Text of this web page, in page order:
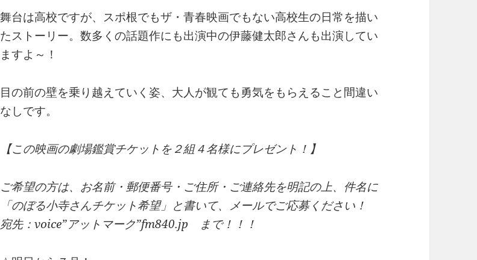
舞台は高校ですが、スポ根でもザ・青春映画でもない高校生の日常を描い
たストーリー。数多くの話題作にも出演中の伊藤健太郎さんも出演してい
ますよ～！
目の前の壁を乗り越えていく姿、大人が観ても勇気をもらえること間違い
なしです。
【この映画の劇場鑑賞チケットを２組４名様にプレゼント！】
ご希望の方は、お名前・郵便番号・ご住所・ご連絡先を明記の上、件名に
「のぼる小寺さんチケット希望」と書いて、メールでご応募ください！
宛先：voice”アットマーク”fm840.jp まで！！！